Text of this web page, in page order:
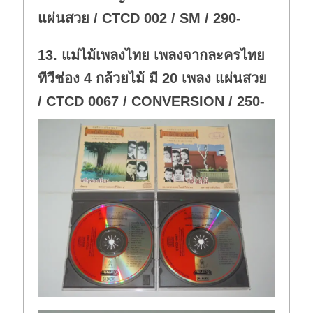
แผ่นสวย / CTCD 002 / SM / 290-
13. แม่ไม้เพลงไทย เพลงจากละครไทย
ทีวีช่อง 4 กล้วยไม้ มี 20 เพลง แผ่นสวย
/ CTCD 0067 / CONVERSION / 250-